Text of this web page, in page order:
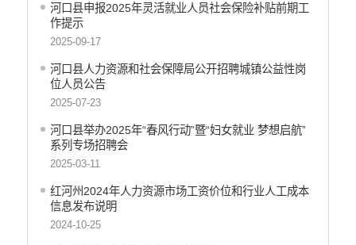
公共文化服务
食品药品监管
社会救助
涉农补贴
安全生产
河口县申报2025年灵活就业人员社会保险补贴前期工
作提示
2025-09-17
河口县人力资源和社会保障局公开招聘城镇公益性岗
位人员公告
2025-07-23
河口县举办2025年“春风行动”暨“妇女就业 梦想启航”
系列专场招聘会
2025-03-11
红河州2024年人力资源市场工资价位和行业人工成本
信息发布说明
2024-10-25